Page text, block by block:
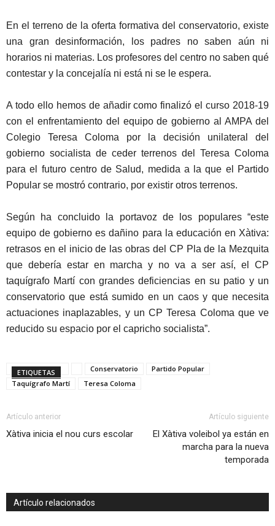
En el terreno de la oferta formativa del conservatorio, existe
una gran desinformación, los padres no saben aún ni
horarios ni materias. Los profesores del centro no saben qué
contestar y la concejalía ni está ni se le espera.
A todo ello hemos de añadir como finalizó el curso 2018-19
con el enfrentamiento del equipo de gobierno al AMPA del
Colegio Teresa Coloma por la decisión unilateral del
gobierno socialista de ceder terrenos del Teresa Coloma
para el futuro centro de Salud, medida a la que el Partido
Popular se mostró contrario, por existir otros terrenos.
Según ha concluido la portavoz de los populares “este
equipo de gobierno es dañino para la educación en Xàtiva:
retrasos en el inicio de las obras del CP Pla de la Mezquita
que debería estar en marcha y no va a ser así, el CP
taquígrafo Martí con grandes deficiencias en su patio y un
conservatorio que está sumido en un caos y que necesita
actuaciones inaplazables, y un CP Teresa Coloma que ve
reducido su espacio por el capricho socialista”.
ETIQUETAS Conservatorio
Partido Popular
Taquígrafo Martí
Teresa Coloma
Artículo anterior
Xàtiva inicia el nou curs escolar
Artículo siguiente
El Xàtiva voleibol ya están en
marcha para la nueva
temporada
Artículo relacionados